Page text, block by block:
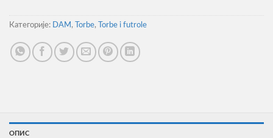
Категорије: DAM , Torbe, Torbe i futrole
ОПИС